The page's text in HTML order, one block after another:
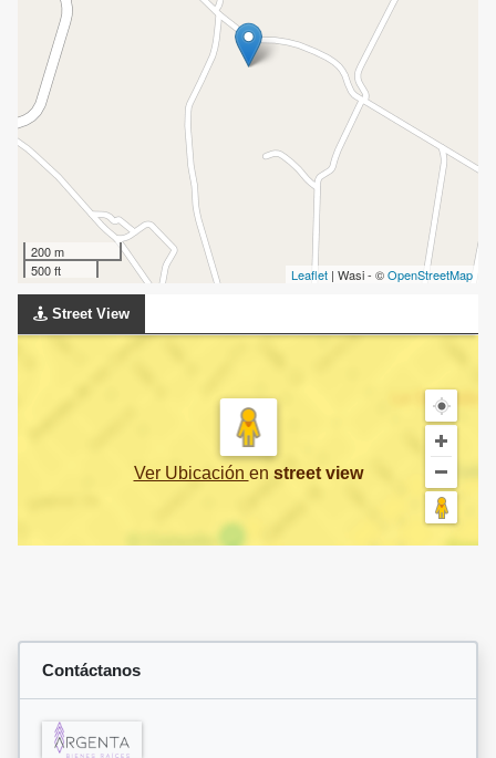
200 m
500 ft
Leaflet | Wasi - ©OpenStreetMap
Street View
Ver Ubicación en street view
Contáctanos